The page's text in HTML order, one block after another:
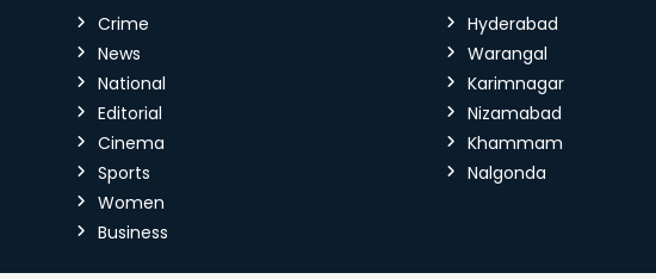
Crime
News
National
Editorial
Cinema
Sports
Women
Business
Hyderabad
Warangal
Karimnagar
Nizamabad
Khammam
Nalgonda